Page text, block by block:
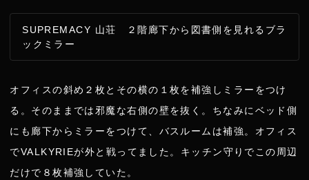
SUPREMACY 山荘 ２階廊下から図書側を見れるブラ
ックミラー
オフィスの斜め２枚とその横の１枚を補強しミラーをつけ
る。そのままでは邪魔な右側の壁を抜く。ちなみにベッド側
にも廊下からミラーをつけて、バスルームは補強。オフィス
でVALKYRIEが外と戦ってました。キッチン守りでこの周辺
だけで８枚補強していた。